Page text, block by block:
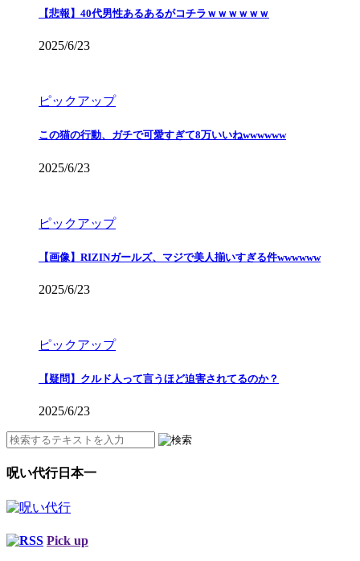
【悲報】40代男性あるあるがコチラｗｗｗｗｗｗ
2025/6/23
ピックアップ
この猫の行動、ガチで可愛すぎて8万いいねwwwwww
2025/6/23
ピックアップ
【画像】RIZINガールズ、マジで美人揃いすぎる件wwwwww
2025/6/23
ピックアップ
【疑問】クルド人って言うほど迫害されてるのか？
2025/6/23
呪い代行日本一
Pick up